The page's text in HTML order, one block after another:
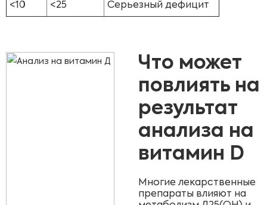
<10 <25 Серьезный дефицит
Что может
повлиять на
результат
анализа на
витамин D
Многие лекарственные
препараты влияют на